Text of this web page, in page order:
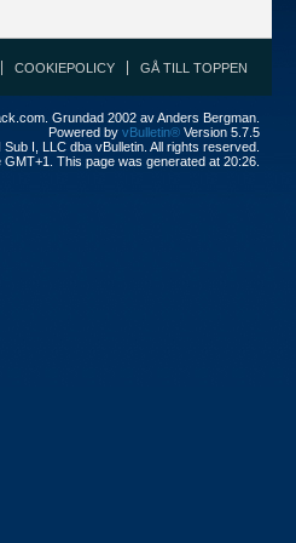
COOKIEPOLICY GÅ TILL TOPPEN
Grundad 2002 av Anders Bergman.
Powered by vBulletin® Version 5.7.5
I, LLC dba vBulletin. All rights reserved.
GMT+1. This page was generated at 20:26.